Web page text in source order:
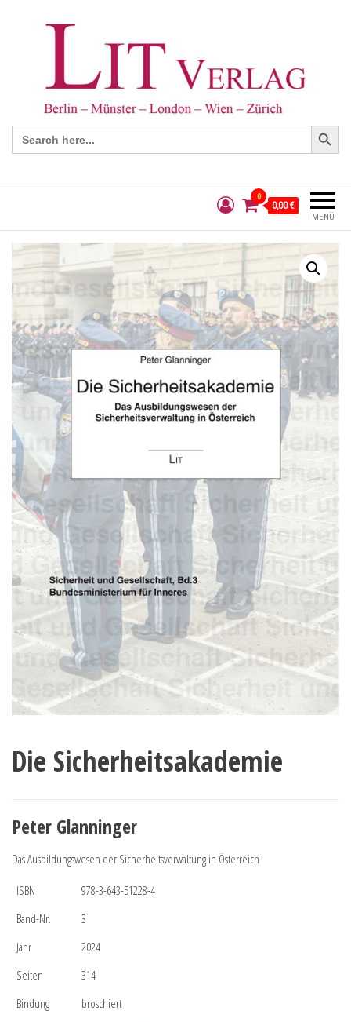
Search
for:
Search Button
MENÜ
0
0,00 €
Die Sicherheitsakademie
Peter Glanninger
Das Ausbildungswesen der Sicherheitsverwaltung in Österreich
ISBN
978-3-643-51228-4
Band-Nr.
3
Jahr
2024
Seiten
314
Bindung
broschiert